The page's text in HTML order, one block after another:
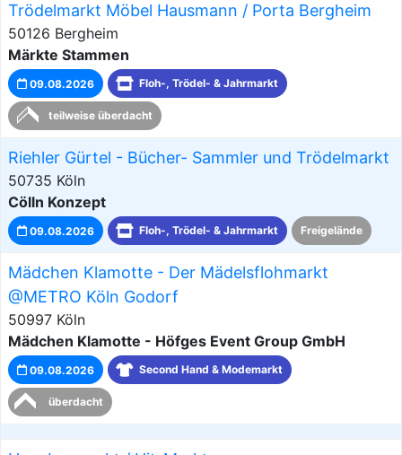
Trödelmarkt Möbel Hausmann / Porta Bergheim
50126 Bergheim
Märkte Stammen
09.08.2026 Floh-, Trödel- & Jahrmarkt
teilweise überdacht
Riehler Gürtel - Bücher- Sammler und Trödelmarkt
50735 Köln
Cölln Konzept
09.08.2026 Floh-, Trödel- & Jahrmarkt Freigelände
Mädchen Klamotte - Der Mädelsflohmarkt
@METRO Köln Godorf
50997 Köln
Mädchen Klamotte - Höfges Event Group GmbH
09.08.2026 Second Hand & Modemarkt
überdacht